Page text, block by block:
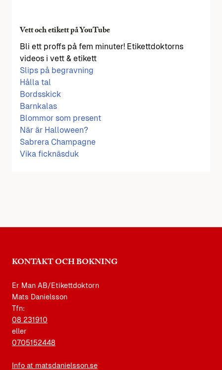
Vett och etikett på YouTube
Bli ett proffs på fem minuter! Etikettdoktorns
videos i vett & etikett
Slips på begravning
Hålla tal
Bordsskick
Barnkalas
Blommor som present
När är Halloween?
Sabrera Champagne
Vika ficknäsduk
KONTAKT OCH BOKNING
Er Man AB/Etikettdoktorn
Mats Danielsson
Tfn:
08 231910
eller
0705152448
Info at matsdanielsson.se